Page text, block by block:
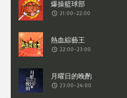
21:00-22:00
22:00-23:00
23:00-24:00